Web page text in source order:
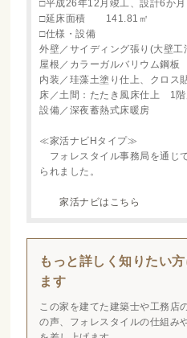
□平成26年12月竣工、設計6か月
□延床面積 141.81㎡
□仕様・設備
外壁／サイディング張り(大壁
屋根／カラーガルバリウム鋼板
内装／珪藻土塗り仕上、クロス
床／土間：たたき風床仕上 1
設備／深夜蓄熱式床暖房
≪家活ナビHタイプ≫
フォレスタイル事務局を通じ
られました。
家活ナビはこちら
もっと詳しく知りたい
ます
この家を建てた建築士や工務店
の声、フォレスタイルの仕組み